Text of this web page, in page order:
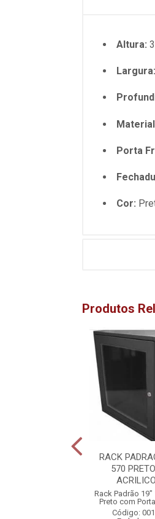
Altura:
Largura:
Porta
Cor:
Produtos
RACK
570
Rack Padrão 19"
Preto com
Código: